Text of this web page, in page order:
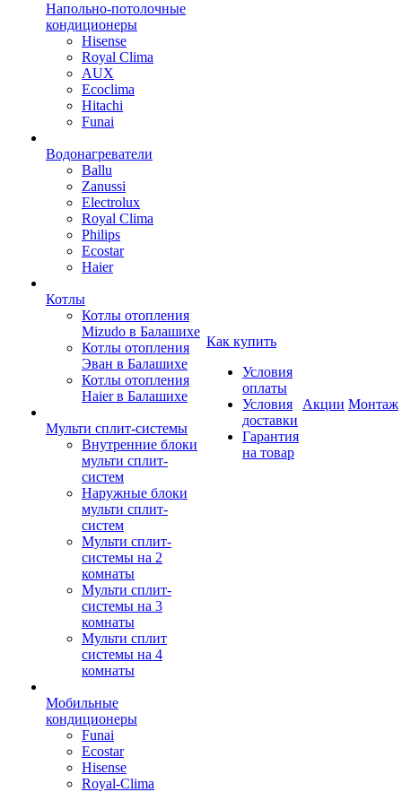
Напольно-потолочные
кондиционеры
Hisense
Royal Clima
AUX
Ecoclima
Hitachi
Funai
Водонагреватели
Ballu
Zanussi
Electrolux
Royal Clima
Philips
Ecostar
Haier
Котлы
Котлы отопления
Mizudo в Балашихе
Котлы отопления
Эван в Балашихе
Котлы отопления
Haier в Балашихе
Мульти сплит-системы
Внутренние блоки
мульти сплит-
систем
Наружные блоки
мульти сплит-
систем
Мульти сплит-
системы на 2
комнаты
Мульти сплит-
системы на 3
комнаты
Мульти сплит
системы на 4
комнаты
Мобильные
кондиционеры
Funai
Ecostar
Hisense
Royal-Clima
Как купить
Условия
оплаты
Условия
доставки
Гарантия
на товар
Акции Монтаж